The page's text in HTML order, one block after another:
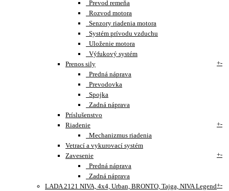
Prevod remeňa
Rozvod motora
Senzory riadenia motora
Systém prívodu vzduchu
Uloženie motora
Výfukový systém
Prenos sily
+-
Predná náprava
Prevodovka
Spojka
Zadná náprava
Príslušenstvo
Riadenie
+-
Mechanizmus riadenia
Vetrací a vykurovací systém
Zavesenie
+-
Predná náprava
Zadná náprava
LADA 2121 NIVA, 4x4, Urban, BRONTO, Tajga, NIVA Legend+-